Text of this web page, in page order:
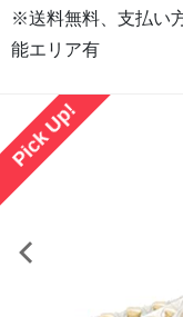
※送料無料、支払い
能エリア有
Pick Up!